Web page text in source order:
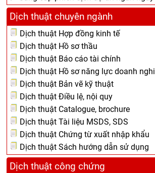
Dịch thuật chuyên ngành
Dịch thuật Hợp đồng kinh tế
Dịch thuật Hồ sơ thầu
Dịch thuật Báo cáo tài chính
Dịch thuật Hồ sơ năng lực doanh
Dịch thuật Bản vẽ kỹ thuật
Dịch thuật Điều lệ, nội quy
Dịch thuật Catalogue, brochure
Dịch thuật Tài liệu MSDS, SDS
Dịch thuật Chứng từ xuất nhập khẩu
Dịch thuật Sách hướng dẫn sử dụng
Dịch thuật công chứng